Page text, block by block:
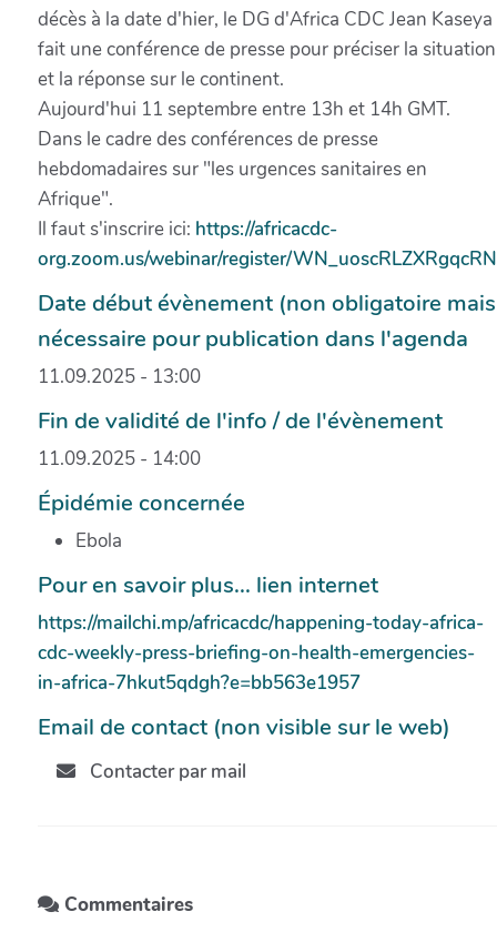
décès à la date d'hier, le DG d'Africa CDC Jean Kaseya
fait une conférence de presse pour préciser la situation
et la réponse sur le continent.
Aujourd'hui 11 septembre entre 13h et 14h GMT.
Dans le cadre des conférences de presse
hebdomadaires sur "les urgences sanitaires en
Afrique".
Il faut s'inscrire ici: https://africacdc-
org.zoom.us/webinar/register/
Date début évènement (non obligatoire mais
nécessaire pour publication dans l'agenda
11.09.2025 - 13:00
Fin de validité de l'info / de l'évènement
11.09.2025 - 14:00
Épidémie concernée
Ebola
Pour en savoir plus... lien internet
https://mailchi.mp/africacdc/happening-today-africa-
cdc-weekly-press-briefing-on-health-emergencies-
in-africa-7hkut5qdgh?e=bb563e1957
Email de contact (non visible sur le web)
Contacter par mail
Commentaires